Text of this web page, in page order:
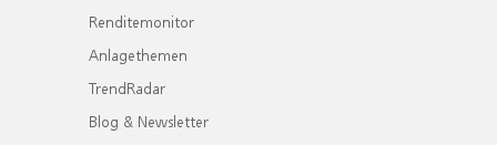
Renditemonitor
Anlagethemen
TrendRadar
Blog & Newsletter